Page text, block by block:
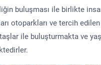
buluşması ile birlikte
otoparkları ve tercih
ile buluşturmakta ve